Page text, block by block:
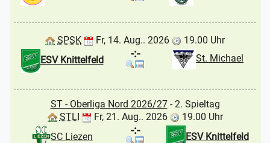
SPSK Fr, 14. Aug.. 2026
19.00 Uhr
ESV Knittelfeld
St. Michael
-:-
ST - Oberliga Nord 2026/27- 2. Spieltag
STLI
Fr, 21. Aug.. 2026
19.00 Uhr
SC Liezen
ESV Knittelfeld
-:-